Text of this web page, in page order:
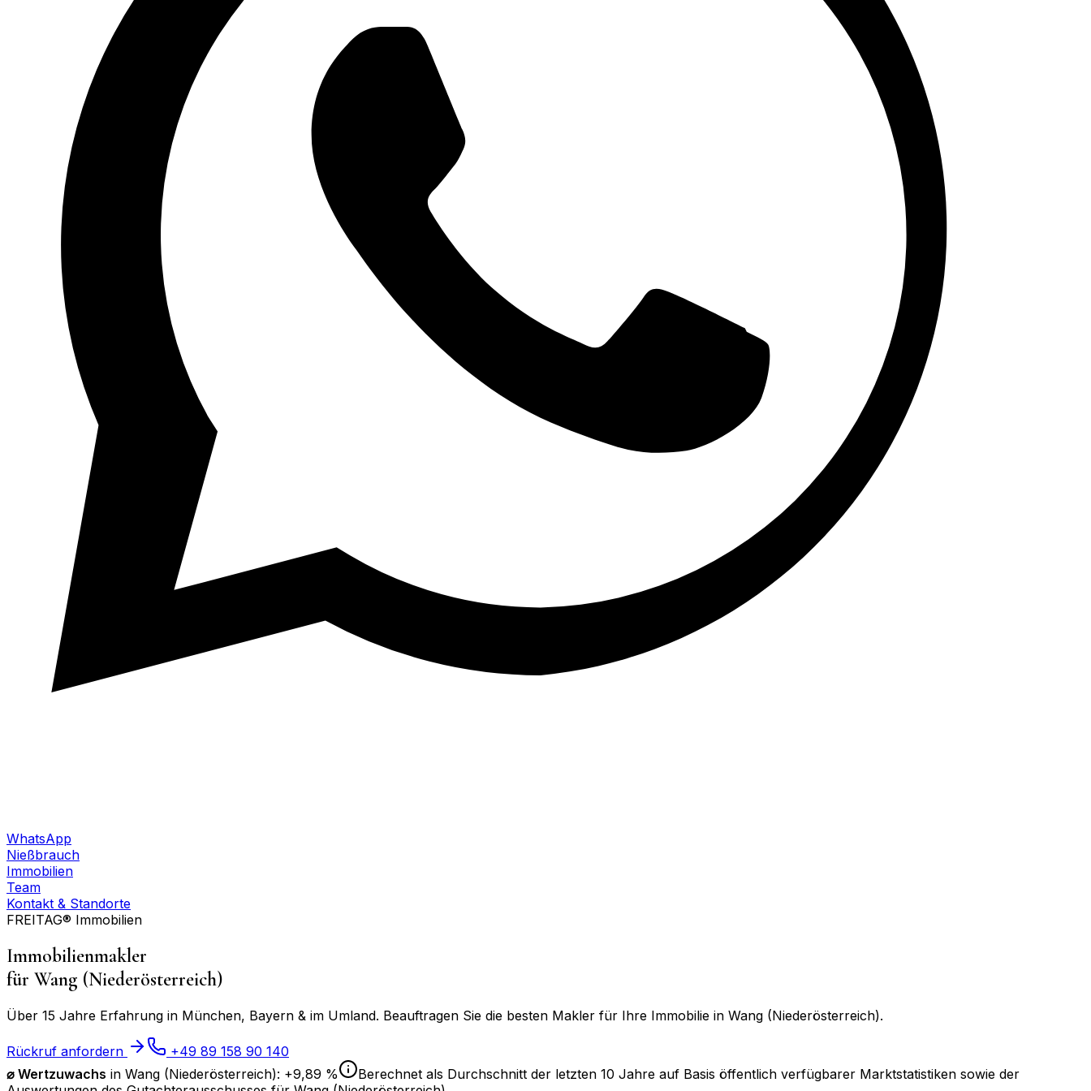
WhatsApp
Nießbrauch
Immobilien
Team
Kontakt & Standorte
FREITAG® Immobilien
Immobilienmakler
für Wang (Niederösterreich)
Über 15 Jahre Erfahrung in München, Bayern & im Umland. Beauftragen Sie die besten Makler für Ihre Immobilie in Wang (Niederösterreich).
Rückruf anfordern
+49 89 158 90 140
⌀ Wertzuwachs in Wang (Niederösterreich): +9,89 %
Berechnet als Durchschnitt der letzten 10 Jahre auf Basis öffentlich verfügbarer Marktstatistiken sowie der